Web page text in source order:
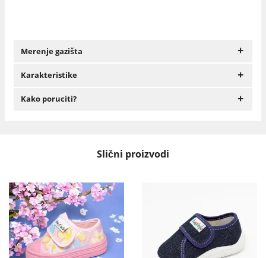
Merenje gazišta +
Karakteristike +
Kako poruciti? +
Slični proizvodi